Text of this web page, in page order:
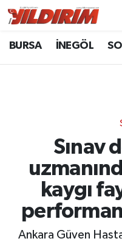
BURSA İNEGÖL
Sınav
kaygı
Ankara Güven
BURSA
GÜNDEM
RESMİ İLANLAR
KÖŞE YAZILARI
SİYASET
Bursa Nöbetçi
Bursa Trafik
Süper Lig Puan
Tüm Manşetler
Son Dakika